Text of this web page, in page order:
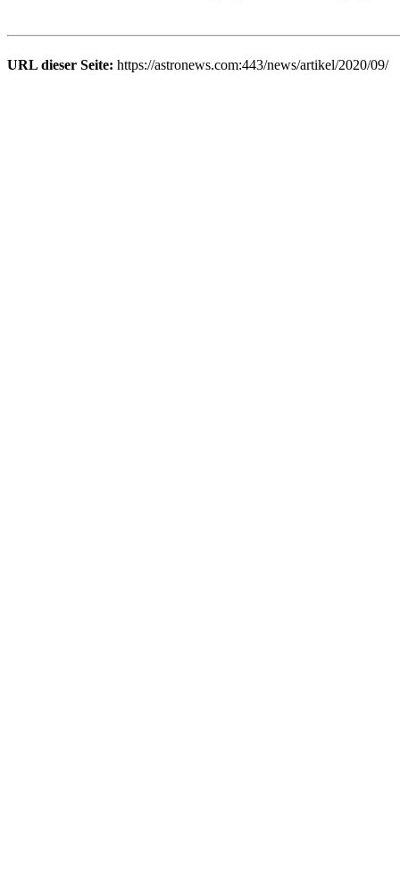
URL dieser Seite: https://astronews.com:443/news/artikel/2020/09/